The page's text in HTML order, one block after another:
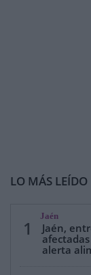
LO MÁS LEÍDO
1
Jaén
Jaén,
alerta